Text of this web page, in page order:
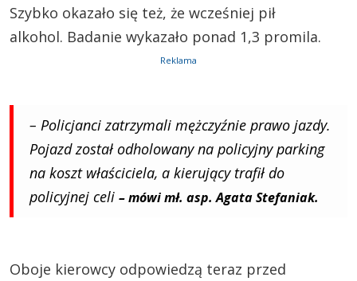
Szybko okazało się też, że wcześniej pił
alkohol. Badanie wykazało ponad 1,3 promila.
Reklama
– Policjanci zatrzymali mężczyźnie prawo jazdy.
Pojazd został odholowany na policyjny parking
na koszt właściciela, a kierujący trafił do
policyjnej celi – mówi mł. asp. Agata Stefaniak.
Oboje kierowcy odpowiedzą teraz przed